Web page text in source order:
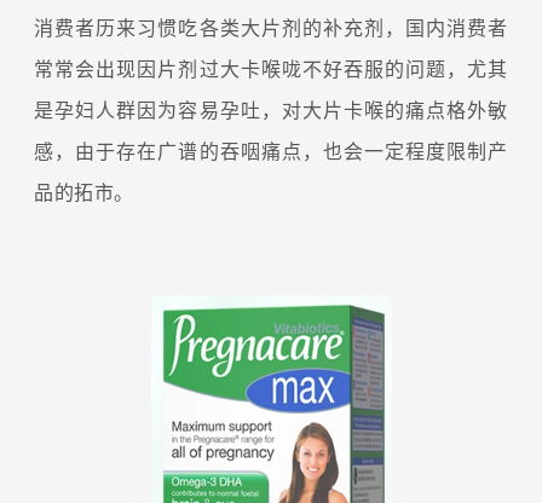
消费者历来习惯吃各类大片剂的补充剂，国内消费者
常常会出现因片剂过大卡喉咙不好吞服的问题，尤其
是孕妇人群因为容易孕吐，对大片卡喉的痛点格外敏
感，由于存在广谱的吞咽痛点，也会一定程度限制产
品的拓市。